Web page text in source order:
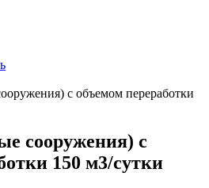
с объемом переработки
сооружения) с
150 м3/сутки